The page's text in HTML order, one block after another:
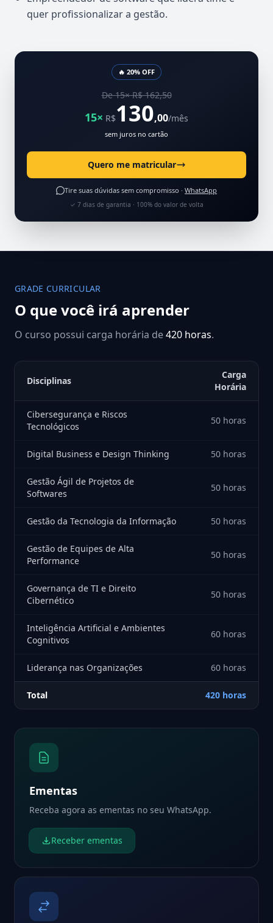
quer profissionalizar a gestão.
🔥 20% OFF
De 15× R$ 162,50
15× R$130,00/mês
sem juros no cartão
Quero me matricular
Tire suas dúvidas sem compromisso · WhatsApp
✓ 7 dias de garantia · 100% do valor de volta
GRADE CURRICULAR
O que você irá aprender
O curso possui carga horária de420 horas.
Disciplinas
Carga
Horária
Cibersegurança e Riscos
Tecnológicos
50 horas
Digital Business e Design Thinking 50 horas
Gestão Ágil de Projetos de
Softwares
50 horas
Gestão da Tecnologia da Informação 50 horas
Gestão de Equipes de Alta
Performance
50 horas
Governança de TI e Direito
Cibernético
50 horas
Inteligência Artificial e Ambientes
Cognitivos
60 horas
Liderança nas Organizações 60 horas
Total 420 horas
Ementas
Receba agora as ementas no seu WhatsApp.
Receber ementas